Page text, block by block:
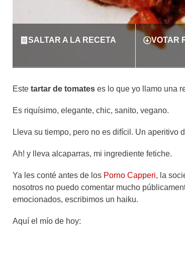
SALTAR A LA RECETA VOTAR
Este tartar de tomates es lo que yo llamo una
Es riquísimo, elegante, chic, sanito, vegano.
Lleva su tiempo, pero no es difícil. Un aperitivo
Ah! y lleva alcaparras, mi ingrediente fetiche.
Ya les conté antes de los Porno Capperi, la
nosotros no puedo comentar mucho
emocionados, escribimos un haiku.
Aquí el mío de hoy: